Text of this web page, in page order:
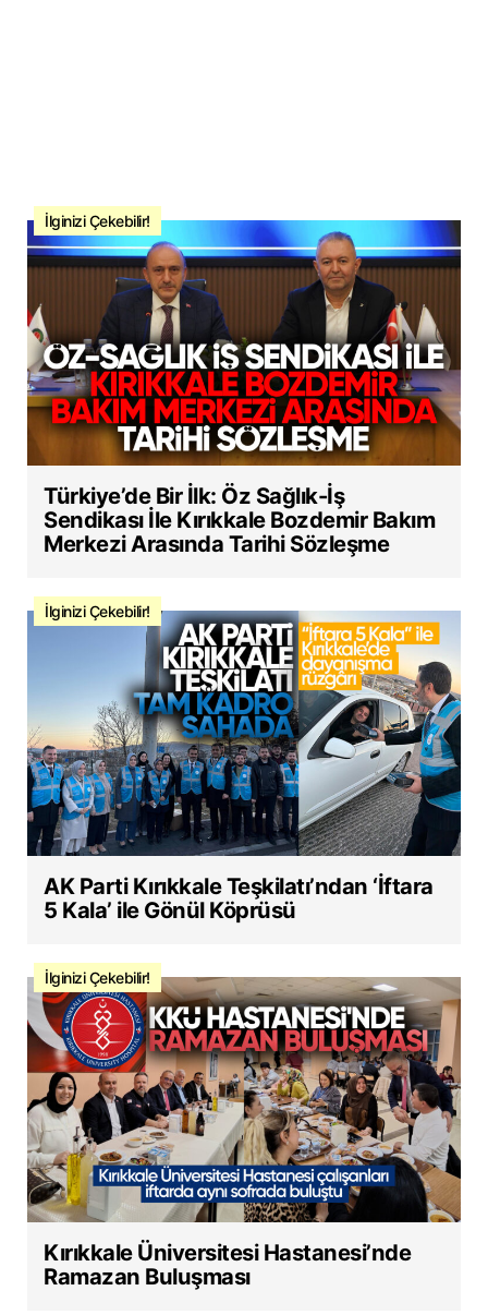
İlginizi Çekebilir!
Türkiye’de Bir İlk: Öz Sağlık-İş
Sendikası İle Kırıkkale Bozdemir Bakım
Merkezi Arasında Tarihi Sözleşme
İlginizi Çekebilir!
AK Parti Kırıkkale Teşkilatı’ndan ‘İftara
5 Kala’ ile Gönül Köprüsü
İlginizi Çekebilir!
Kırıkkale Üniversitesi Hastanesi’nde
Ramazan Buluşması